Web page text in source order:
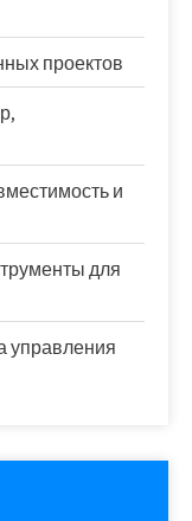
проектов
и
для
управления